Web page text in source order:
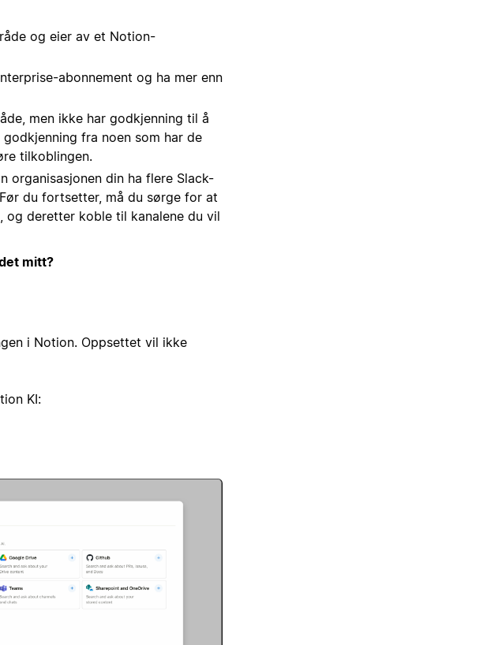
og eier av et Notion-
abonnement og ha mer enn
men ikke har godkjenning til å
fra noen som har de
tilkoblingen.
organisasjonen din ha flere Slack-
du fortsetter, må du sørge for at
deretter koble til kanalene du vil
mitt?
i Notion. Oppsettet vil ikke
KI: